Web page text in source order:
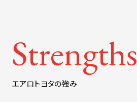
Strengths
エアロトヨタの強み